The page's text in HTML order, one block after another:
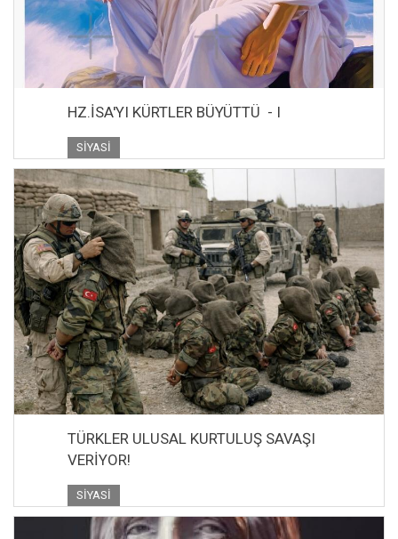
HZ.İSA'YI KÜRTLER BÜYÜTTÜ - I
SIYASI
TÜRKLER ULUSAL KURTULUŞ SAVAŞI
VERİYOR!
SIYASI